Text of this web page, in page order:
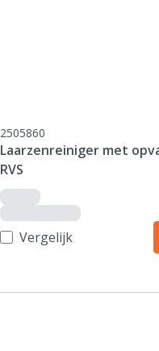
2505860
Laarzenreiniger met
RVS
Vergelijk